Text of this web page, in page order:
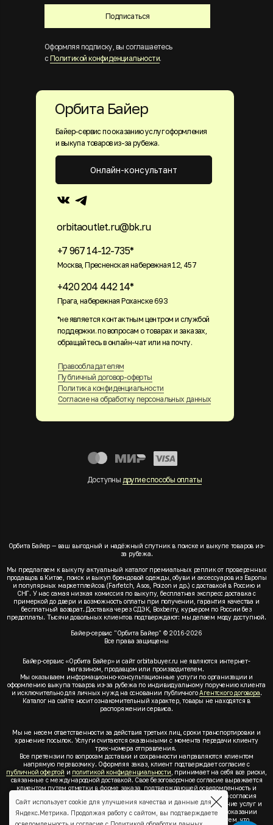
Подписаться
Оформляя подписку, вы соглашаетесь
с Политикой конфиденциальности.
Байер-сервис по оказанию услуг оформления
и выкупа товаров из-за рубежа.
+7 967 14-12-735*
Москва, Пресненская набережная 12, 457
+420 204 442 14*
Прага, набережная Роханске 693
orbitaoutlet.ru@bk.ru
Правообладателям
Публичный договор-оферты
Политика конфиденциальности
Согласие на обработку персональных данных
Онлайн-консультант
Орбита Байер
Доступны другие способы оплаты
*не является контактным центром и службой
поддержки. по вопросам о товарах и заказах,
обращайтесь в онлайн-чат или на почту.
Орбита Байер — ваш выгодный и надёжный спутник в поиске и выкупе товаров из-
за рубежа.
Мы предлагаем к выкупу актуальный каталог премиальных реплик от проверенных
продавцов в Китае, поиск и выкуп брендовой одежды, обуви и аксессуаров из Европы
и популярных маркетплейсов (Farfetch, Asos, Poizon и др.) с доставкой в Россию и
СНГ. У нас самая низкая комиссия по выкупу, бесплатная экспресс доставка с
примеркой до двери и возможность оплаты при получении, гарантия качества и
бесплатный возврат. Доставка через СДЭК, Boxberry, курьером по России без
предоплаты. Тысячи довольных клиентов подтверждают: мы делаем моду доступной.
Байер-сервис "Орбита Байер" © 2016-2026
Все права защищены
Байер-сервис «Орбита Байер» и сайт orbitabuyer.ru не являются интернет-
магазином, продавцом или производителем.
Мы оказываем информационно-консультационные услуги по организации и
оформлению выкупа товаров из-за рубежа по индивидуальному поручению клиента
и исключительно для личных нужд на основании публичногоАгентского договора.
Каталог на сайте носит ознакомительный характер, товары не находятся в
распоряжении сервиса.
Мы не несем ответственности за действия третьих лиц, сроки транспортировки и
хранение посылок. Услуги считаются оказанными с момента передачи клиенту
трек-номера отправления.
Все претензии по вопросам доставки и сохранности направляются клиентом
напрямую перевозчику. Оформляя заказ, клиент подтверждает согласие с
публичной офертой и политикой конфиденциальности , принимает на себя все риски,
связанные с международной доставкой. Свое безоговорочное согласие выражается
клиентом путем отметки в форме заказа, подтверждающей осведомленность и
согласие клиента со всеми предлагаемыми сервисом условиями. Без согласия
клиента спубличной офертой иполитикой конфиденциальностиоказание услуг и
оформление заказа невозможно. Заключая акцепт условий оферты об оказании
услуг, клиент понимает, заверяет, подтверждает и соглашается с тем, что
Сайт использует cookie для улучшения качества и данные для
Яндекс.Метрика. Продолжая работу с сайтом, вы подтверждаете